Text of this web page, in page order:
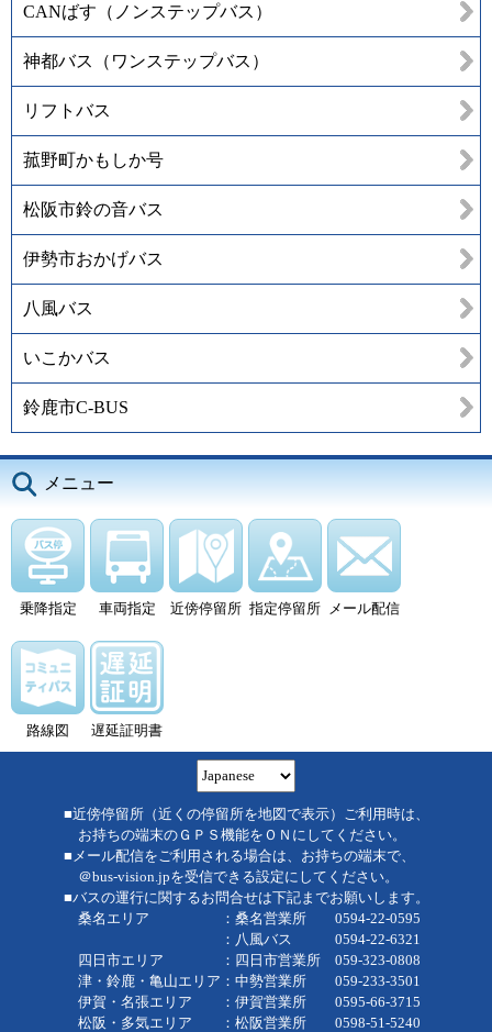
CANばす（ノンステップバス）
神都バス（ワンステップバス）
リフトバス
菰野町かもしか号
松阪市鈴の音バス
伊勢市おかげバス
八風バス
いこかバス
鈴鹿市C-BUS
メニュー
乗降指定 車両指定 近傍停留所 指定停留所 メール配信
路線図 遅延証明書
■近傍停留所（近くの停留所を地図で表示）ご利用時は、
お持ちの端末のＧＰＳ機能をＯＮにしてください。
■メール配信をご利用される場合は、お持ちの端末で、
＠bus-vision.jpを受信できる設定にしてください。
■バスの運行に関するお問合せは下記までお願いします。
桑名エリア ：桑名営業所 0594-22-0595
：八風バス 0594-22-6321
四日市エリア ：四日市営業所 059-323-0808
津・鈴鹿・亀山エリア：中勢営業所 059-233-3501
伊賀・名張エリア ：伊賀営業所 0595-66-3715
松阪・多気エリア ：松阪営業所 0598-51-5240